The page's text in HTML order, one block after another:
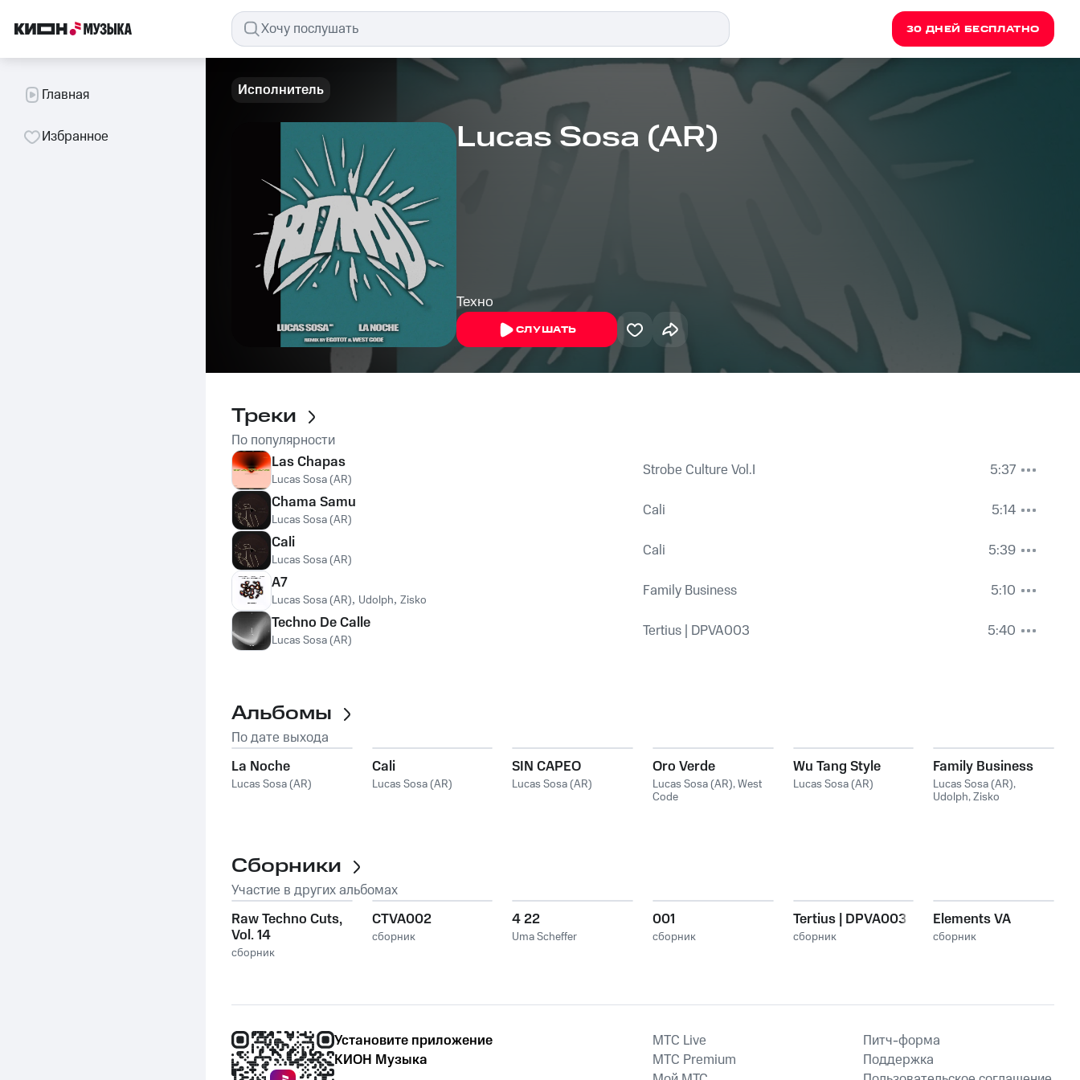
30 ДНЕЙ БЕСПЛАТНО
Главная
Избранное
Исполнитель
Lucas Sosa (AR)
Техно
СЛУШАТЬ
Треки
По популярности
Las Chapas
Lucas Sosa (AR) Strobe Culture Vol.I
5:37
Chama Samu
Lucas Sosa (AR) Cali
5:14
Cali
Lucas Sosa (AR) Cali
5:39
A7
Lucas Sosa (AR), Udolph, Zisko Family Business
5:10
Techno De Calle
Lucas Sosa (AR) Tertius | DPVA003 5:40
Альбомы
По дате выхода
La Noche
Lucas Sosa (AR)
Cali
Lucas Sosa (AR)
SIN CAPEO
Lucas Sosa (AR)
Oro Verde
Lucas Sosa (AR),West
Code
Wu Tang Style
Lucas Sosa (AR)
Family Business
Lucas Sosa (AR),
Udolph,Zisko
Сборники
Участие в других альбомах
Raw Techno Cuts,
Vol. 14
сборник
CTVA002
сборник
4 22
Uma Scheffer
001
сборник
Tertius | DPVA003
сборник
Elements VA
сборник
Установите приложение
КИОН Музыка
MTС Live
MTС Premium
Питч-форма
Поддержка